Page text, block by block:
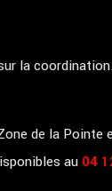
la
de la Pointe
au 04